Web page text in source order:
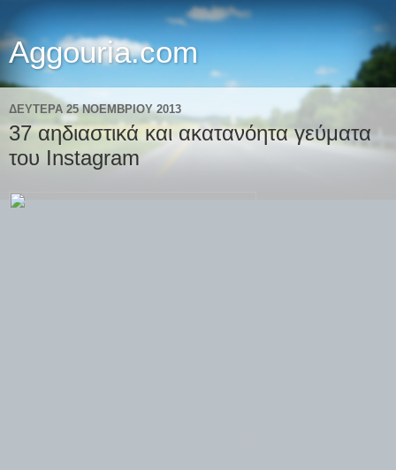
Aggouria.com
ΔΕΥΤΈΡΑ 25 ΝΟΕΜΒΡΊΟΥ 2013
37 αηδιαστικά και ακατανόητα γεύματα
του Instagram